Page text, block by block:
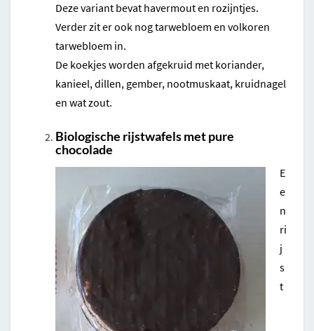
Deze variant bevat havermout en rozijntjes.
Verder zit er ook nog tarwebloem en volkoren
tarwebloem in.
De koekjes worden afgekruid met koriander,
kanieel, dillen, gember, nootmuskaat, kruidnagel
en wat zout.
Biologische rijstwafels met pure
chocolade
E
e
n
ri
j
s
t